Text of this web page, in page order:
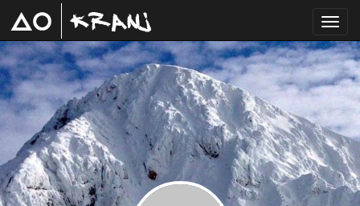
T
g